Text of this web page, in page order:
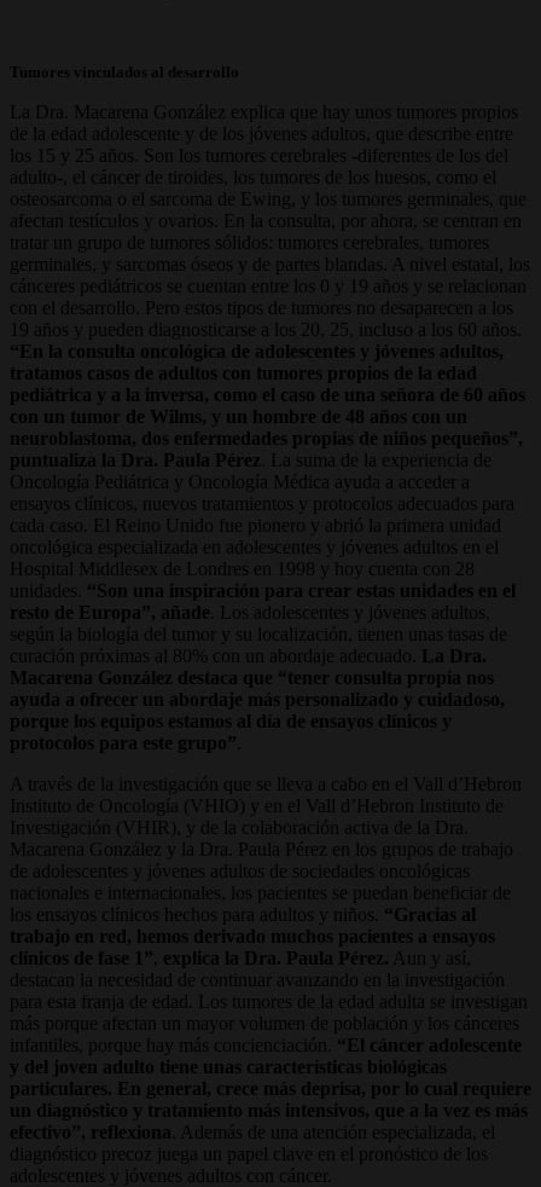
Tumores vinculados al desarrollo
La Dra. Macarena González explica que hay unos tumores propios
de la edad adolescente y de los jóvenes adultos, que describe entre
los 15 y 25 años. Son los tumores cerebrales -diferentes de los del
adulto-, el cáncer de tiroides, los tumores de los huesos, como el
osteosarcoma o el sarcoma de Ewing, y los tumores germinales, que
afectan testículos y ovarios. En la consulta, por ahora, se centran en
tratar un grupo de tumores sólidos: tumores cerebrales, tumores
germinales, y sarcomas óseos y de partes blandas. A nivel estatal, los
cánceres pediátricos se cuentan entre los 0 y 19 años y se relacionan
con el desarrollo. Pero estos tipos de tumores no desaparecen a los
19 años y pueden diagnosticarse a los 20, 25, incluso a los 60 años.
“En la consulta oncológica de adolescentes y jóvenes adultos,
tratamos casos de adultos con tumores propios de la edad
pediátrica y a la inversa, como el caso de una señora de 60 años
con un tumor de Wilms, y un hombre de 48 años con un
neuroblastoma, dos enfermedades propias de niños pequeños”,
puntualiza la Dra. Paula Pérez . La suma de la experiencia de
Oncología Pediátrica y Oncología Médica ayuda a acceder a
ensayos clínicos, nuevos tratamientos y protocolos adecuados para
cada caso. El Reino Unido fue pionero y abrió la primera unidad
oncológica especializada en adolescentes y jóvenes adultos en el
Hospital Middlesex de Londres en 1998 y hoy cuenta con 28
unidades. “Son una inspiración para crear estas unidades en el
resto de Europa”, añade . Los adolescentes y jóvenes adultos,
según la biología del tumor y su localización, tienen unas tasas de
curación próximas al 80% con un abordaje adecuado.
La Dra.
Macarena González destaca que “tener consulta propia nos
ayuda a ofrecer un abordaje más personalizado y cuidadoso,
porque los equipos estamos al día de ensayos clínicos y
protocolos para este grupo”
A través de la investigación que se lleva a cabo en el Vall d’Hebron
Instituto de Oncología (VHIO) y en el Vall d’Hebron Instituto de
Investigación (VHIR), y de la colaboración activa de la Dra.
Macarena González y la Dra. Paula Pérez en los grupos de trabajo
de adolescentes y jóvenes adultos de sociedades oncológicas
nacionales e internacionales, los pacientes se puedan beneficiar de
los ensayos clínicos hechos para adultos y niños. “Gracias al
trabajo en red, hemos derivado muchos pacientes a ensayos
clínicos de fase 1” explica la Dra. Paula Pérez. Aun y así,
destacan la necesidad de continuar avanzando en la investigación
para esta franja de edad. Los tumores de la edad adulta se investigan
más porque afectan un mayor volumen de población y los cánceres
infantiles, porque hay más concienciación. “El cáncer adolescente
y del joven adulto tiene unas características biológicas
particulares. En general, crece más deprisa, por lo cual requiere
un diagnóstico y tratamiento más intensivos, que a la vez es más
efectivo”, reflexiona . Además de una atención especializada, el
diagnóstico precoz juega un papel clave en el pronóstico de los
adolescentes y jóvenes adultos con cáncer.